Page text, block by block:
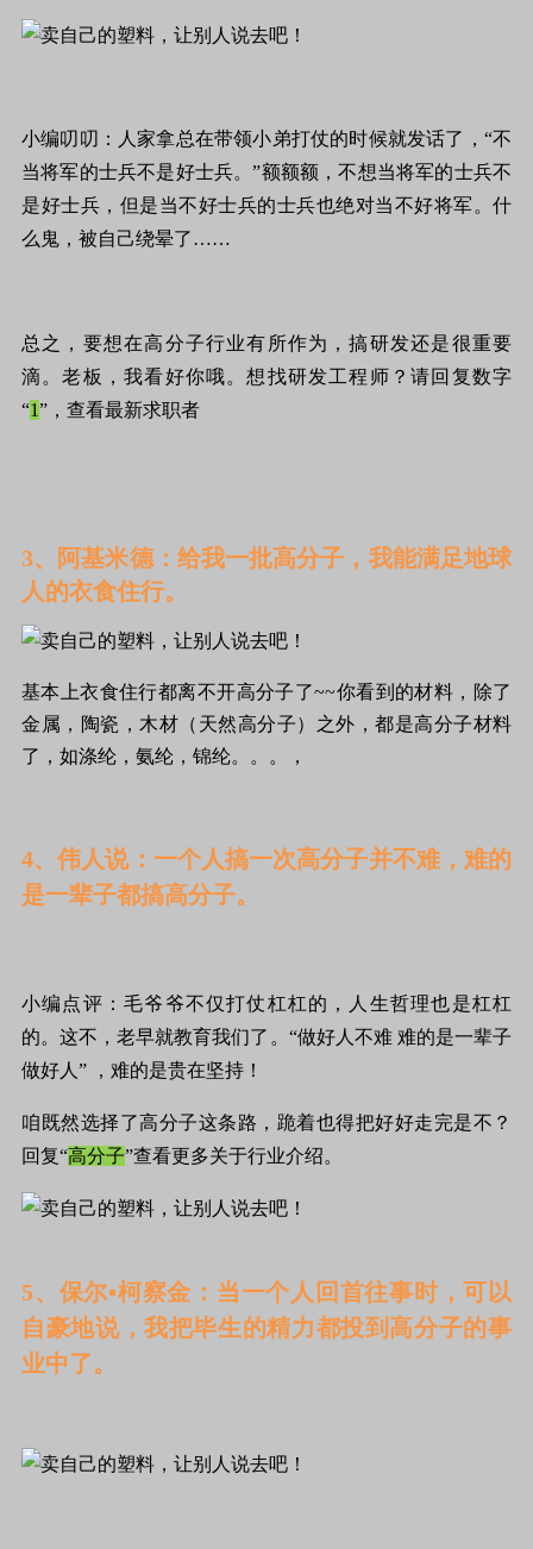
小编叨叨：人家拿总在带领小弟打仗的时候就发话了，“不
当将军的士兵不是好士兵。”额额额，不想当将军的士兵不
是好士兵，但是当不好士兵的士兵也绝对当不好将军。什
么鬼，被自己绕晕了……
总之，要想在高分子行业有所作为，搞研发还是很重要
滴。老板，我看好你哦。想找研发工程师？请回复数字
“1”，查看最新求职者
3、阿基米德：给我一批高分子，我能满足地球
人的衣食住行。
基本上衣食住行都离不开高分子了~~你看到的材料，除了
金属，陶瓷，木材（天然高分子）之外，都是高分子材料
了，如涤纶，氨纶，锦纶。。。，
4、伟人说：一个人搞一次高分子并不难，难的
是一辈子都搞高分子。
小编点评：毛爷爷不仅打仗杠杠的，人生哲理也是杠杠
的。这不，老早就教育我们了。“做好人不难 难的是一辈子
做好人” ，难的是贵在坚持！
咱既然选择了高分子这条路，跪着也得把好好走完是不？
回复“高分子”查看更多关于行业介绍。
5、保尔▪柯察金：当一个人回首往事时，可以
自豪地说，我把毕生的精力都投到高分子的事
业中了。